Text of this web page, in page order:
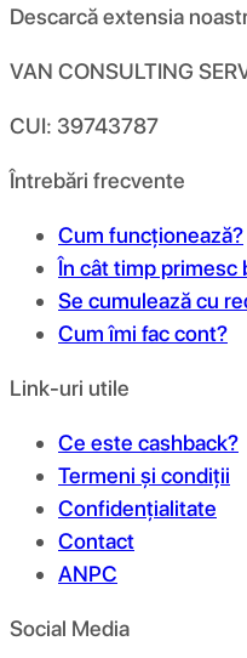
Descarcă extensia
VAN CONSULTING
CUI: 39743787
Întrebări frecvente
Cum funcționează?
În cât timp primesc
Se cumulează cu
Cum îmi fac cont?
Link-uri utile
Ce este cashback?
Termeni și condiții
Confidențialitate
Contact
ANPC
Social Media